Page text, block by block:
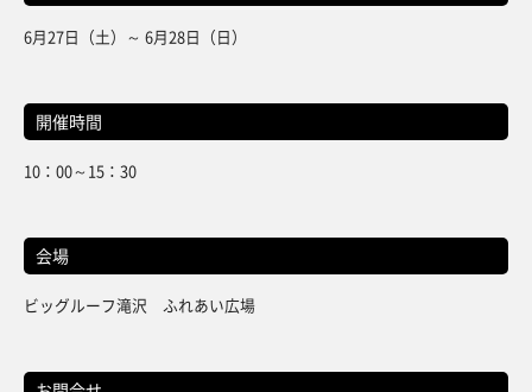
6月27日（土）～ 6月28日（日）
開催時間
10：00～15：30
会場
ビッグルーフ滝沢 ふれあい広場